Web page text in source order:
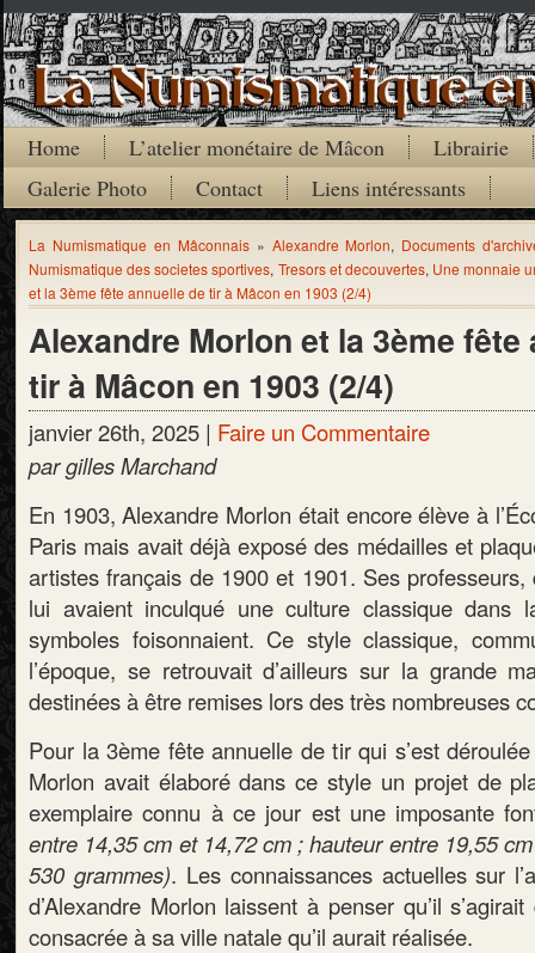
Home L’atelier monétaire de Mâcon
Librairie
Galerie Photo
Contact Liens intéressants
La Numismatique en Mâconnais» Alexandre Morlon, Documents
Numismatique des societes sportives, Tresors et decouvertes, Une monnaie
et la 3ème fête annuelle de tir à Mâcon en 1903 (2/4)
Alexandre Morlon et la 3ème fête
tir à Mâcon en 1903 (2/4)
janvier 26th, 2025 | Faire un Commentaire
par gilles Marchand
En 1903, Alexandre Morlon était encore élève à
Paris mais avait déjà exposé des médailles et
artistes français de 1900 et 1901. Ses
lui avaient inculqué une culture classique dans
symboles foisonnaient. Ce style classique,
l’époque, se retrouvait d’ailleurs sur la grande
destinées à être remises lors des très nombreuses
Pour la 3ème fête annuelle de tir qui s’est
Morlon avait élaboré dans ce style un projet de
exemplaire connu à ce jour est une imposante
entre 14,35 cm et 14,72 cm ; hauteur entre 19,55
530 grammes). Les connaissances actuelles sur
d’Alexandre Morlon laissent à penser qu’il
consacrée à sa ville natale qu’il aurait réalisée.